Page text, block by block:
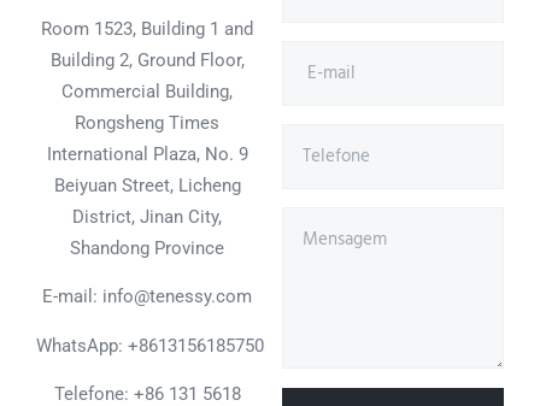
Room 1523, Building 1 and
Building 2, Ground Floor,
Commercial Building,
Rongsheng Times
International Plaza, No. 9
Beiyuan Street, Licheng
District, Jinan City,
Shandong Province
E-mail: info@tenessy.com
WhatsApp: +8613156185750
Telefone: +86 131 5618